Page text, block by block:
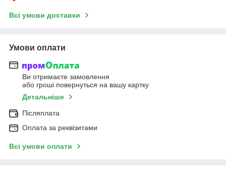
Всі умови доставки
Умови оплати
Ви отримаєте замовлення
або гроші повернуться на вашу картку
Детальніше
Післяплата
Оплата за реквізитами
Всі умови оплати